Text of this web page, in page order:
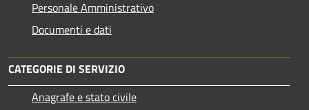
Personale Amministrativo
Documenti e dati
CATEGORIE DI SERVIZIO
Anagrafe e stato civile